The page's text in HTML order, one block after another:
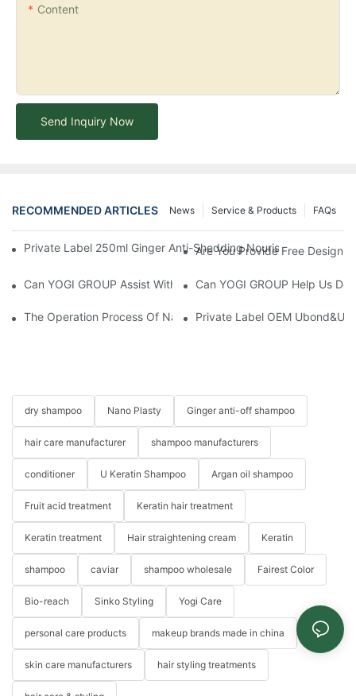
Content
Send Inquiry Now
RECOMMENDED ARTICLES FAQs
Service & Products
News
Private Label 250ml Ginger Anti-Shedding Nourishing Herbal
Are You Provide Free Design
Can YOGI GROUP Assist With Product Testing And
Can YOGI GROUP Help Us
The Operation Process Of Nano Plastic Hair Treatment-Yogi
Private Label OEM
dry shampoo Nano Plasty Ginger anti-off shampoo
hair care manufacturer shampoo manufacturers
conditioner U Keratin Shampoo Argan oil shampoo
Fruit acid treatment Keratin hair treatment
Keratin treatment Hair straightening cream Keratin
shampoo caviar shampoo wholesale Fairest Color
Bio-reach Sinko Styling Yogi Care
personal care products makeup brands made in china
skin care manufacturers hair styling treatments